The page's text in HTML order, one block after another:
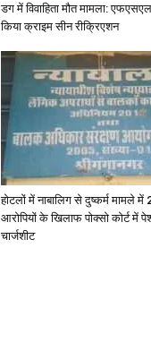
डग में विवाहिता मौत मामला:
किया क्राइम सीन रीक्रिएशन
होटलों में नाबालिग से दुष्कर्म मामले में
आरोपियों के खिलाफ पोक्सो कोर्ट में
चार्जशीट